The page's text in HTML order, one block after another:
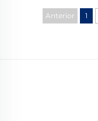
Anterior 1